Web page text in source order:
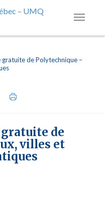
gratuite de Polytechnique –
de
villes et